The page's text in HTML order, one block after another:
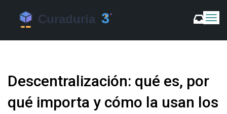
C
m
o
d
Descentralización: qué es, por
qué importa y cómo la usan los